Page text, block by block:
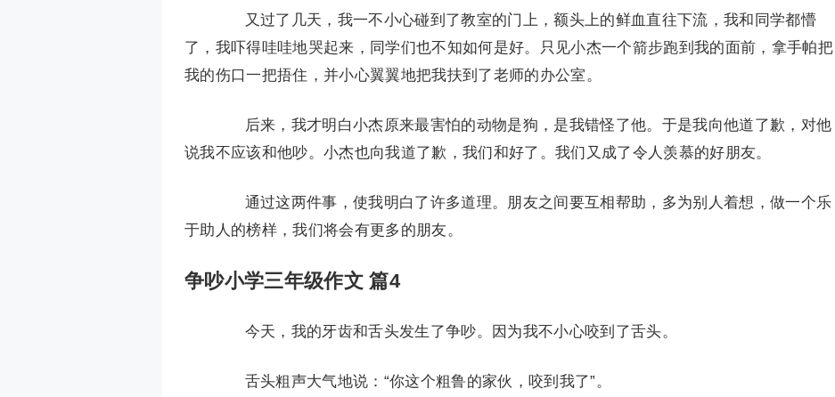
又过了几天，我一不小心碰到了教室的门上，额头上的鲜血直往下流，我和同学都懵
了，我吓得哇哇地哭起来，同学们也不知如何是好。只见小杰一个箭步跑到我的面前，拿手帕把
我的伤口一把捂住，并小心翼翼地把我扶到了老师的办公室。
后来，我才明白小杰原来最害怕的动物是狗，是我错怪了他。于是我向他道了歉，对他
说我不应该和他吵。小杰也向我道了歉，我们和好了。我们又成了令人羡慕的好朋友。
通过这两件事，使我明白了许多道理。朋友之间要互相帮助，多为别人着想，做一个乐
于助人的榜样，我们将会有更多的朋友。
争吵小学三年级作文 篇4
今天，我的牙齿和舌头发生了争吵。因为我不小心咬到了舌头。
舌头粗声大气地说：“你这个粗鲁的家伙，咬到我了”。